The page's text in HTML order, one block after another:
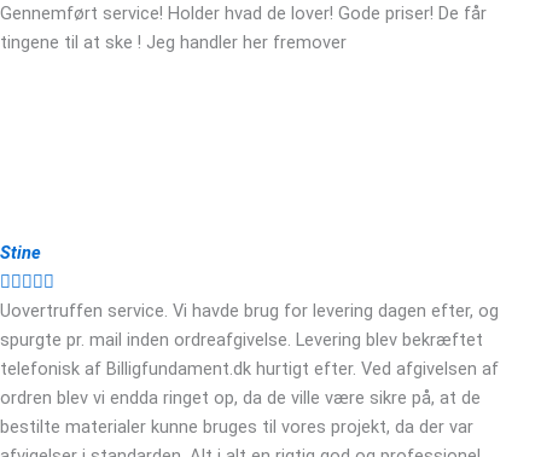
Gennemført service! Holder hvad de lover! Gode priser! De får
tingene til at ske ! Jeg handler her fremover
Stine

Uovertruffen service. Vi havde brug for levering dagen efter, og
spurgte pr. mail inden ordreafgivelse. Levering blev bekræftet
telefonisk af Billigfundament.dk hurtigt efter. Ved afgivelsen af
ordren blev vi endda ringet op, da de ville være sikre på, at de
bestilte materialer kunne bruges til vores projekt, da der var